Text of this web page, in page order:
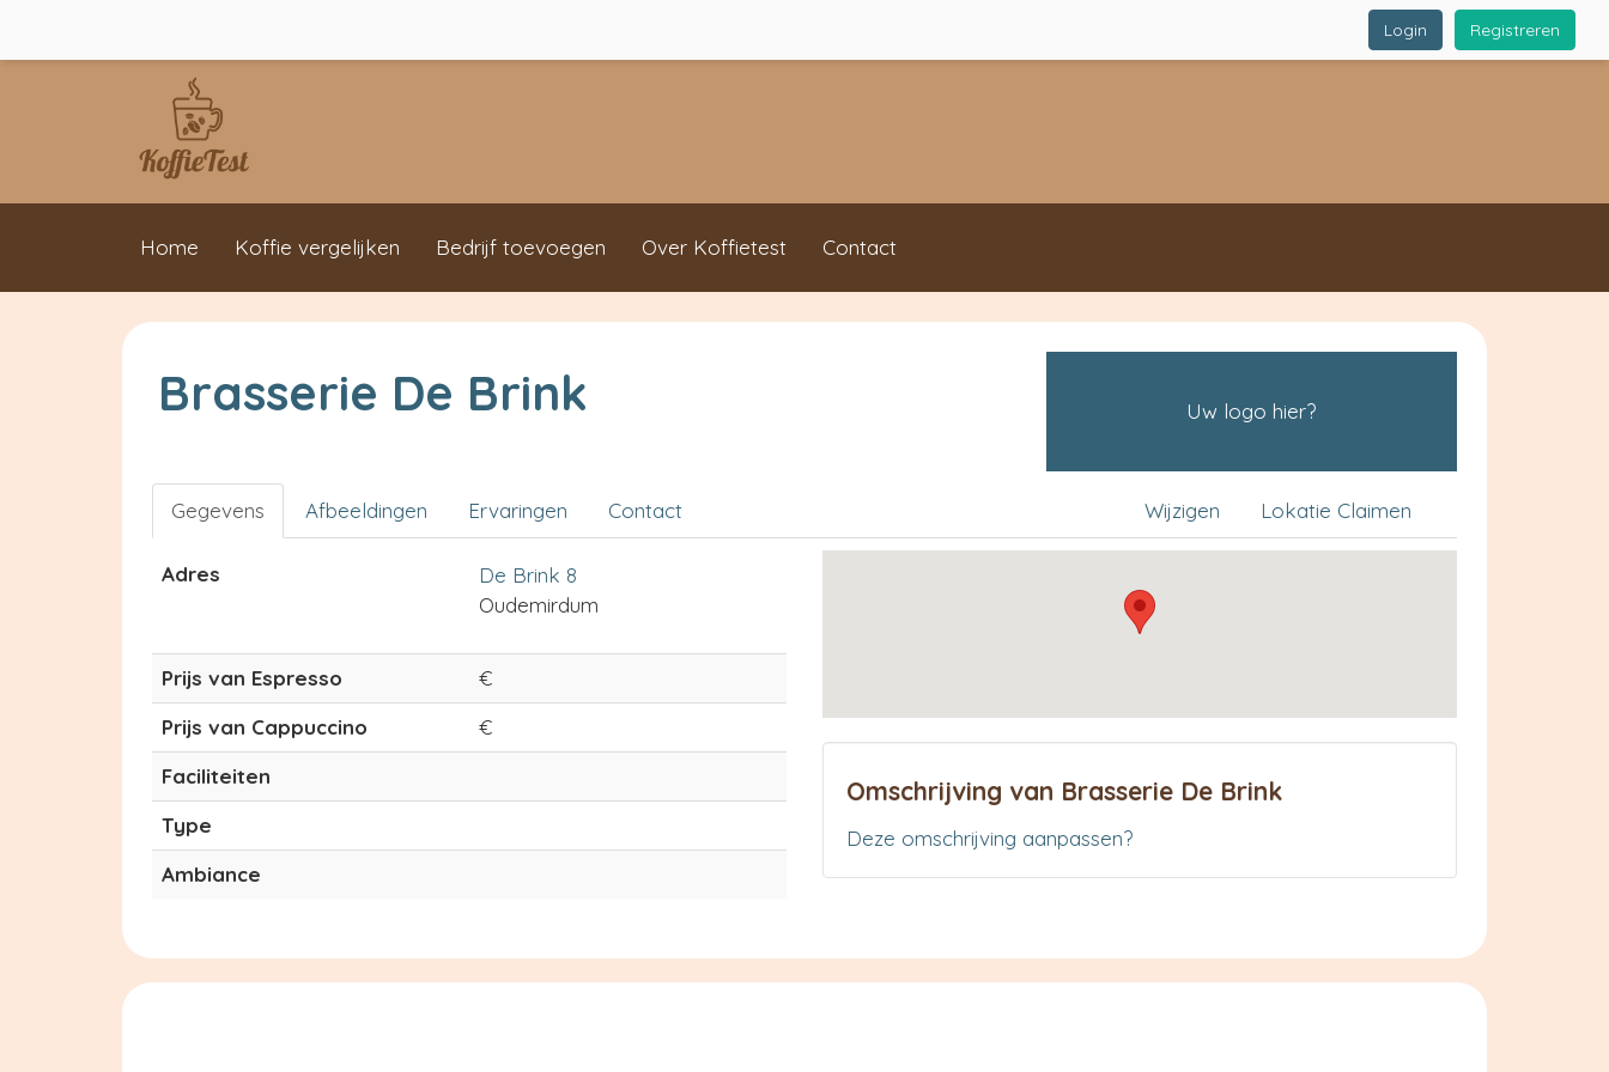
Registreren
Login
Home Koffie vergelijken Bedrijf toevoegen Over Koffietest Contact
Brasserie De Brink Uw logo hier?
Gegevens Afbeeldingen Ervaringen Contact Lokatie Claimen
Wijzigen
Adres
De Brink 8
Oudemirdum
Prijs van Espresso
€
Prijs van Cappuccino
€
Faciliteiten
Type
Ambiance
Omschrijving van Brasserie De Brink
Deze omschrijving aanpassen?